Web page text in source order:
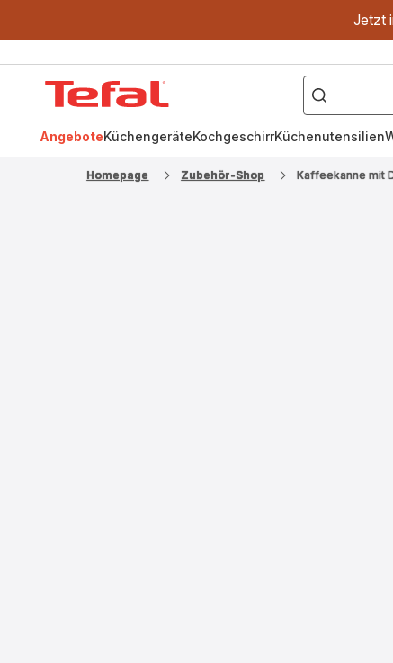
Jetzt
["OptiGrill","Easy
Fry","Pfanne"]
AngeboteKüchengeräteKochgeschirrKüchenutensilien
Homepage Zubehör-Shop Kaffeekanne mit